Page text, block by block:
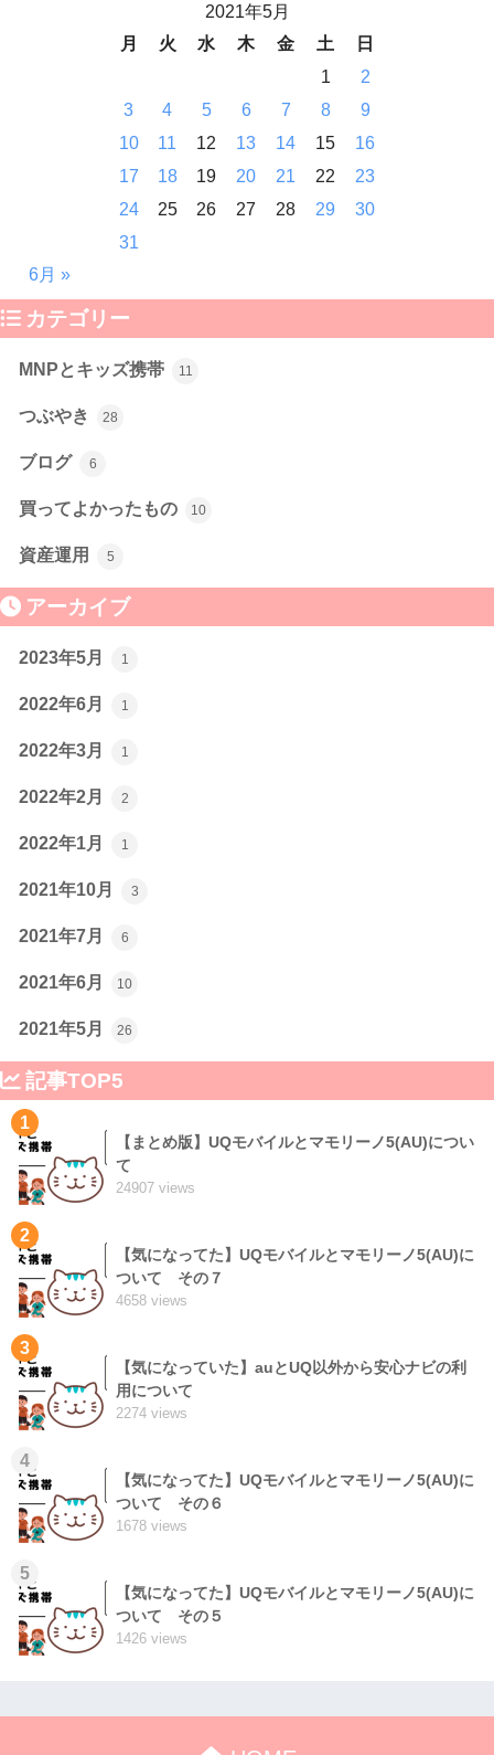
2021年5月
月
火 水 木 金 土
日
1
2
3
4 5 6 7 8
9
10
11 12 13 14 15
16
17
18 19 20 21 22
23
24
25 26 27 28 29
30
31
6月 »
カテゴリー
MNPとキッズ携帯 11
つぶやき 28
ブログ 6
買ってよかったもの 10
資産運用 5
アーカイブ
2023年5月 1
2022年6月 1
2022年3月 1
2022年2月 2
2022年1月 1
2021年10月 3
2021年7月 6
2021年6月 10
2021年5月 26
記事TOP5
1
【まとめ版】UQモバイルとマモリーノ5(AU)につい
て
24907 views
2
【気になってた】UQモバイルとマモリーノ5(AU)に
ついて その７
4658 views
3
【気になっていた】auとUQ以外から安心ナビの利
用について
2274 views
4
【気になってた】UQモバイルとマモリーノ5(AU)に
ついて その６
1678 views
5
【気になってた】UQモバイルとマモリーノ5(AU)に
ついて その５
1426 views